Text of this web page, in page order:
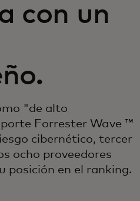
con un
"de alto
Forrester Wave ™
cibernético, tercer
ocho proveedores
posición en el ranking.